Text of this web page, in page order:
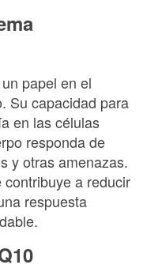
papel en el
Su capacidad para
en las células
responda de
y otras amenazas.
a reducir
respuesta